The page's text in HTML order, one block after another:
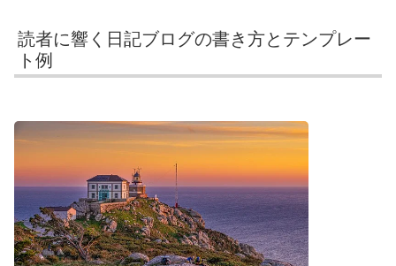
読者に響く日記ブログの書き方とテンプレー
ト例